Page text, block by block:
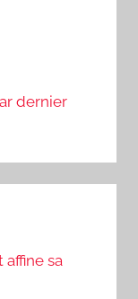
dernier
affine sa